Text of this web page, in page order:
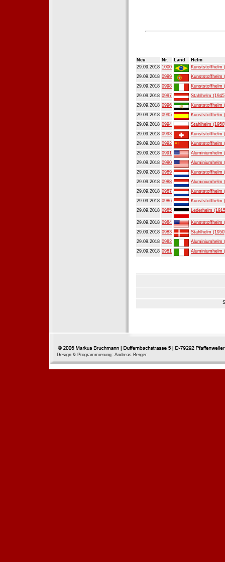
Neu Nr. Land
Helm
29.09.2018 1000
Kunststoffhelm
29.09.2018 0999
Kunststoffhelm
29.09.2018 0998
Kunststoffhelm
29.09.2018 0997
Stahlhelm
29.09.2018 0996
Kunststoffhelm
29.09.2018 0995
Kunststoffhelm
29.09.2018 0994
Stahlhelm
29.09.2018 0993
Kunststoffhelm
29.09.2018 0992
Kunststoffhelm
29.09.2018 0991
Aluminiumhelm
29.09.2018 0990
Aluminiumhelm
29.09.2018 0989
Kunststoffhelm
29.09.2018 0988
Aluminiumhelm
29.09.2018 0987
Kunststoffhelm
29.09.2018 0986
Kunststoffhelm
29.09.2018 0985 Lederhelm
29.09.2018 0984
Kunststoffhelm
29.09.2018 0983
Stahlhelm
29.09.2018 0982
Aluminiumhelm
29.09.2018 0981 Aluminiumhelm
Design & Programmierung: Andreas Berger